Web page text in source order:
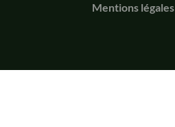
Mentions légales